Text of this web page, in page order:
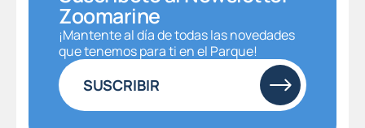
Zoomarine
¡Mantente al día de todas las novedades
que tenemos para ti en el Parque!
SUSCRIBIR